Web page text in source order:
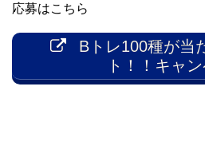
応募はこちら
Bトレ100種が当
ト！！キャ